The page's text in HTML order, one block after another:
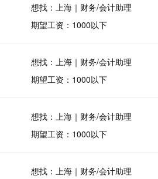
想找：上海｜财务/会计助理
期望工资：1000以下
想找：上海｜财务/会计助理
期望工资：1000以下
想找：上海｜财务/会计助理
期望工资：1000以下
想找：上海｜财务/会计助理